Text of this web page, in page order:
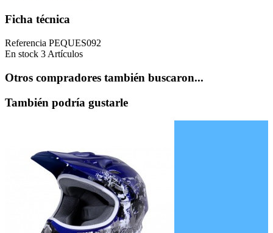
Ficha técnica
Referencia PEQUES092
En stock 3 Artículos
Otros compradores también buscaron...
También podría gustarle